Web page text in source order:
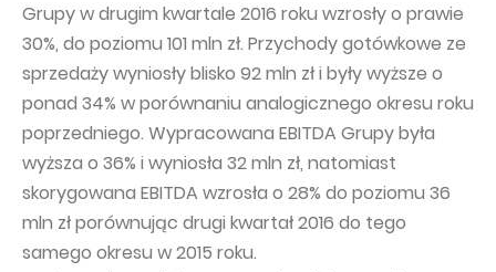
Grupy w drugim kwartale 2016 roku wzrosły o prawie
30%, do poziomu 101 mln zł. Przychody gotówkowe ze
sprzedaży wyniosły blisko 92 mln zł i były wyższe o
ponad 34% w porównaniu analogicznego okresu roku
poprzedniego. Wypracowana EBITDA Grupy była
wyższa o 36% i wyniosła 32 mln zł, natomiast
skorygowana EBITDA wzrosła o 28% do poziomu 36
mln zł porównując drugi kwartał 2016 do tego
samego okresu w 2015 roku.